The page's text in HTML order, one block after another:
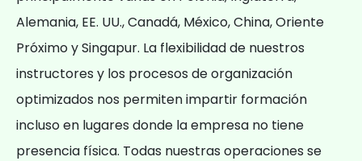
Alemania, EE. UU., Canadá, México, China, Oriente
Próximo y Singapur. La flexibilidad de nuestros
instructores y los procesos de organización
optimizados nos permiten impartir formación
incluso en lugares donde la empresa no tiene
presencia física. Todas nuestras operaciones se